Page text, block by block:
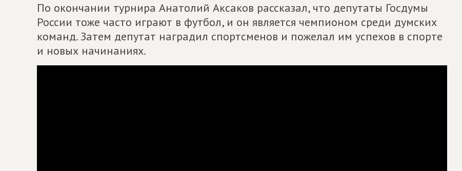
По окончании турнира Анатолий Аксаков рассказал, что депутаты Госдумы
России тоже часто играют в футбол, и он является чемпионом среди думских
команд. Затем депутат наградил спортсменов и пожелал им успехов в спорте
и новых начинаниях.